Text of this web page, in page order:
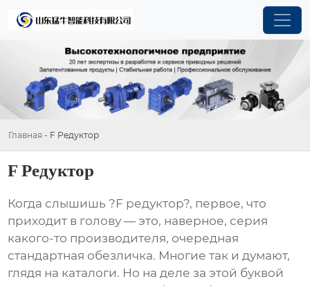
Главная - F Редуктор
F Редуктор
Когда слышишь ?F редуктор?, первое, что
приходит в голову — это, наверное, серия
какого-то производителя, очередная
стандартная обезличка. Многие так и думают,
глядя на каталоги. Но на деле за этой буквой